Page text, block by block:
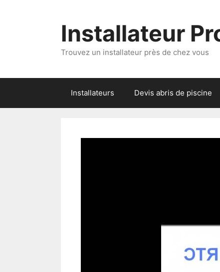
Installateur
Trouvez un installateur près de chez vous
Installateurs Devis abris de piscine